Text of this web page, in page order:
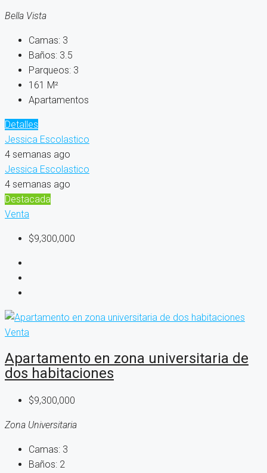
Bella Vista
Camas: 3
Baños: 3.5
Parqueos: 3
161 M²
Apartamentos
Detalles
Jessica Escolastico
4 semanas ago
Jessica Escolastico
4 semanas ago
Destacada
Venta
$9,300,000
Venta
Apartamento en zona universitaria de
dos habitaciones
$9,300,000
Zona Universitaria
Camas: 3
Baños: 2